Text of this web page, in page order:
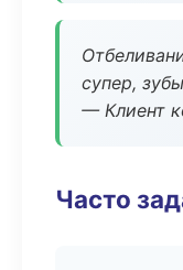
супер,
— Клиент
Часто